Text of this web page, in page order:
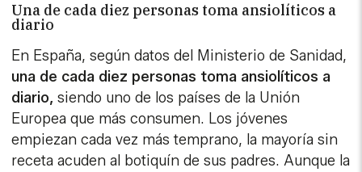
Una de cada diez personas toma ansiolíticos a
diario
En España, según datos del Ministerio de Sanidad,
una de cada diez personas toma ansiolíticos a
diario,siendo uno de los países de la Unión
Europea que más consumen. Los jóvenes
empiezan cada vez más temprano, la mayoría sin
receta acuden al botiquín de sus padres. Aunque la